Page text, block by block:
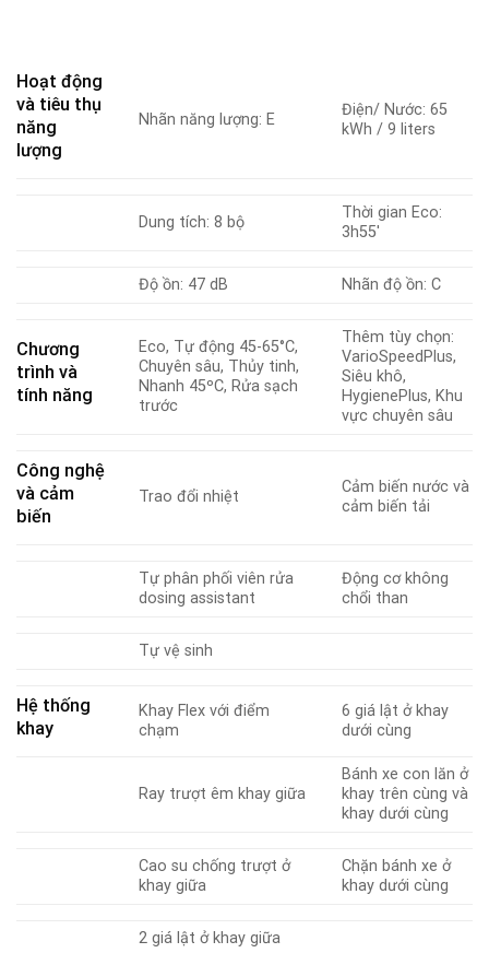
Hoạt động
và tiêu thụ
năng
lượng
Nhãn năng lượng: E
Điện/ Nước: 65
kWh / 9 liters
Dung tích: 8 bộ
Thời gian Eco:
3h55′
Độ ồn: 47 dB Nhãn độ ồn: C
Chương
trình và
tính năng
Eco, Tự động 45-65°C,
Chuyên sâu, Thủy tinh,
Nhanh 45ºC, Rửa sạch
trước
Thêm tùy chọn:
VarioSpeedPlus,
Siêu khô,
HygienePlus, Khu
vực chuyên sâu
Công nghệ
và cảm
biến
Trao đổi nhiệt
Cảm biến nước và
cảm biến tải
Tự phân phối viên rửa
dosing assistant
Động cơ không
chổi than
Tự vệ sinh
Hệ thống
khay
Khay Flex với điểm
chạm
6 giá lật ở khay
dưới cùng
Ray trượt êm khay giữa
Bánh xe con lăn ở
khay trên cùng và
khay dưới cùng
Cao su chống trượt ở
khay giữa
Chặn bánh xe ở
khay dưới cùng
2 giá lật ở khay giữa